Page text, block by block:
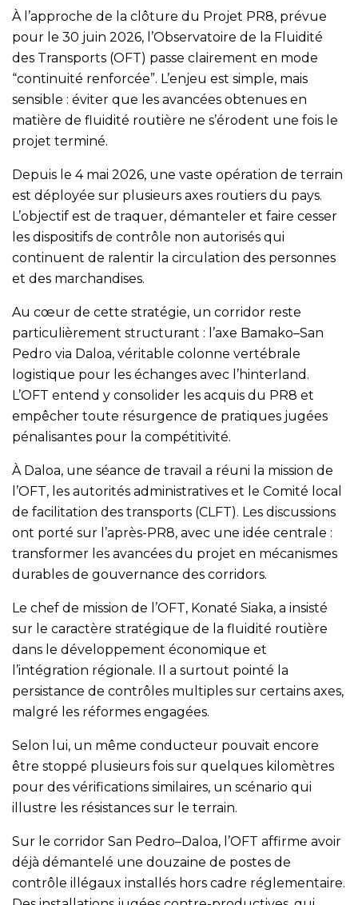
À l’approche de la clôture du Projet PR8, prévue
pour le 30 juin 2026, l’Observatoire de la Fluidité
des Transports (OFT) passe clairement en mode
“continuité renforcée”. L’enjeu est simple, mais
sensible : éviter que les avancées obtenues en
matière de fluidité routière ne s’érodent une fois le
projet terminé.
Depuis le 4 mai 2026, une vaste opération de terrain
est déployée sur plusieurs axes routiers du pays.
L’objectif est de traquer, démanteler et faire cesser
les dispositifs de contrôle non autorisés qui
continuent de ralentir la circulation des personnes
et des marchandises.
Au cœur de cette stratégie, un corridor reste
particulièrement structurant : l’axe Bamako–San
Pedro via Daloa, véritable colonne vertébrale
logistique pour les échanges avec l’hinterland.
L’OFT entend y consolider les acquis du PR8 et
empêcher toute résurgence de pratiques jugées
pénalisantes pour la compétitivité.
À Daloa, une séance de travail a réuni la mission de
l’OFT, les autorités administratives et le Comité local
de facilitation des transports (CLFT). Les discussions
ont porté sur l’après-PR8, avec une idée centrale :
transformer les avancées du projet en mécanismes
durables de gouvernance des corridors.
Le chef de mission de l’OFT, Konaté Siaka, a insisté
sur le caractère stratégique de la fluidité routière
dans le développement économique et
l’intégration régionale. Il a surtout pointé la
persistance de contrôles multiples sur certains axes,
malgré les réformes engagées.
Selon lui, un même conducteur pouvait encore
être stoppé plusieurs fois sur quelques kilomètres
pour des vérifications similaires, un scénario qui
illustre les résistances sur le terrain.
Sur le corridor San Pedro–Daloa, l’OFT affirme avoir
déjà démantelé une douzaine de postes de
contrôle illégaux installés hors cadre réglementaire.